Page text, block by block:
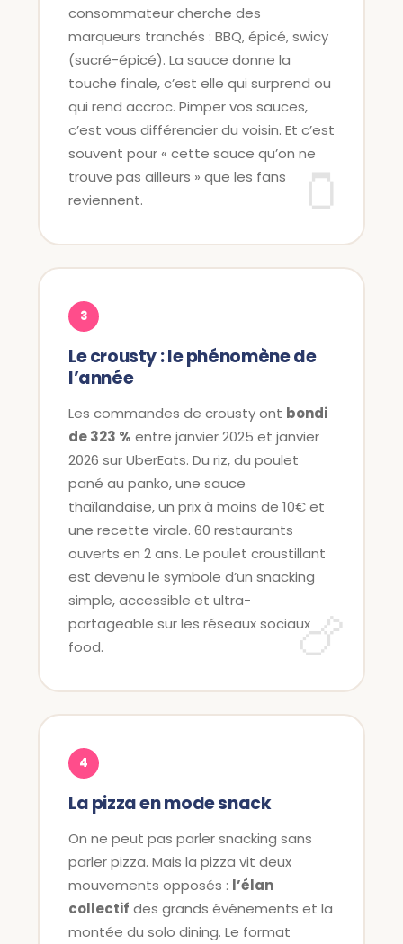
consommateur cherche des
marqueurs tranchés : BBQ, épicé, swicy
(sucré-épicé). La sauce donne la
touche finale, c’est elle qui surprend ou
qui rend accroc. Pimper vos sauces,
c’est vous différencier du voisin. Et c’est
souvent pour « cette sauce qu’on ne
trouve pas ailleurs » que les fans
reviennent.
3
Le crousty : le phénomène de
l’année
Les commandes de crousty ont bondi
de 323 % entre janvier 2025 et janvier
2026 sur UberEats. Du riz, du poulet
pané au panko, une sauce
thaïlandaise, un prix à moins de 10€ et
une recette virale. 60 restaurants
ouverts en 2 ans. Le poulet croustillant
est devenu le symbole d’un snacking
simple, accessible et ultra-
partageable sur les réseaux sociaux
food.
4
La pizza en mode snack
On ne peut pas parler snacking sans
parler pizza. Mais la pizza vit deux
mouvements opposés : l’élan
collectif des grands événements et la
montée du solo dining. Le format